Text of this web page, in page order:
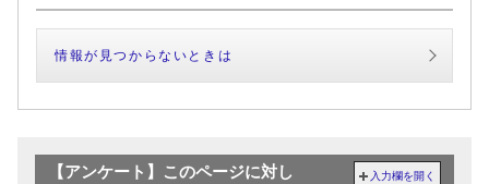
情報が見つからないときは
【アンケート】このページに対し
入力欄を開く